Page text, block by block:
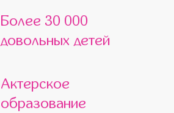
Более 30 000
довольных детей
Актерское
образование